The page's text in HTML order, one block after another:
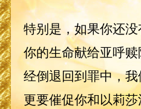
特别是，如果你还
你的生命献给亚呼
经倒退回到罪中，我
更要催促你和以莉